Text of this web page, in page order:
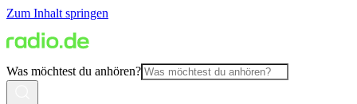
Zum Inhalt springen
Was möchtest du anhören?